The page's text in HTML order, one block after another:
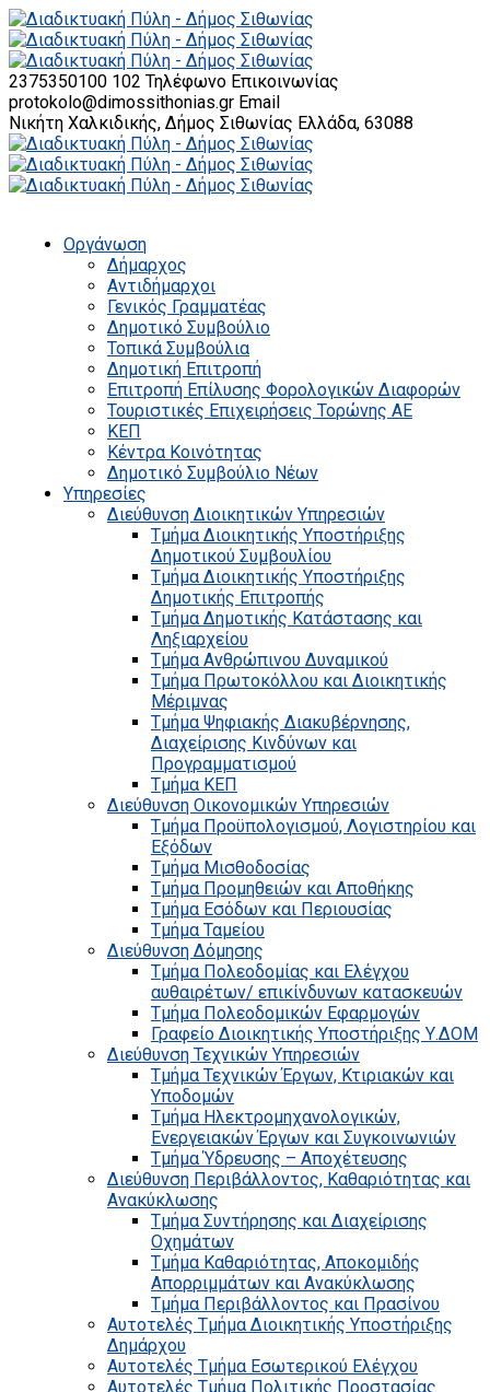
2375350100 102 Τηλέφωνο Επικοινωνίας
protokolo@dimossithonias.gr Email
Νικήτη Χαλκιδικής, Δήμος Σιθωνίας Ελλάδα, 63088
Οργάνωση
Δήμαρχος
Αντιδήμαρχοι
Γενικός Γραμματέας
Δημοτικό Συμβούλιο
Τοπικά Συμβούλια
Δημοτική Επιτροπή
Επιτροπή Επίλυσης Φορολογικών Διαφορών
Τουριστικές Επιχειρήσεις Τορώνης ΑΕ
ΚΕΠ
Κέντρα Κοινότητας
Δημοτικό Συμβούλιο Νέων
Υπηρεσίες
Διεύθυνση Διοικητικών Υπηρεσιών
Τμήμα Διοικητικής Υποστήριξης
Δημοτικού Συμβουλίου
Τμήμα Διοικητικής Υποστήριξης
Δημοτικής Επιτροπής
Τμήμα Δημοτικής Κατάστασης και
Ληξιαρχείου
Τμήμα Ανθρώπινου Δυναμικού
Τμήμα Πρωτοκόλλου και Διοικητικής
Μέριμνας
Τμήμα Ψηφιακής Διακυβέρνησης,
Διαχείρισης Κινδύνων και
Προγραμματισμού
Τμήμα ΚΕΠ
Διεύθυνση Οικονομικών Υπηρεσιών
Τμήμα Προϋπολογισμού, Λογιστηρίου και
Εξόδων
Τμήμα Μισθοδοσίας
Τμήμα Προμηθειών και Αποθήκης
Τμήμα Εσόδων και Περιουσίας
Τμήμα Ταμείου
Διεύθυνση Δόμησης
Τμήμα Πολεοδομίας και Ελέγχου
αυθαιρέτων/ επικίνδυνων κατασκευών
Τμήμα Πολεοδομικών Εφαρμογών
Γραφείο Διοικητικής Υποστήριξης Υ.ΔΟΜ
Διεύθυνση Τεχνικών Υπηρεσιών
Τμήμα Τεχνικών Έργων, Κτιριακών και
Υποδομών
Τμήμα Ηλεκτρομηχανολογικών,
Ενεργειακών Έργων και Συγκοινωνιών
Τμήμα Ύδρευσης – Αποχέτευσης
Διεύθυνση Περιβάλλοντος, Καθαριότητας και
Ανακύκλωσης
Τμήμα Συντήρησης και Διαχείρισης
Οχημάτων
Τμήμα Καθαριότητας, Αποκομιδής
Απορριμμάτων και Ανακύκλωσης
Τμήμα Περιβάλλοντος και Πρασίνου
Αυτοτελές Τμήμα Διοικητικής Υποστήριξης
Δημάρχου
Αυτοτελές Τμήμα Εσωτερικού Ελέγχου
Αυτοτελές Τμήμα Πολιτικής Προστασίας